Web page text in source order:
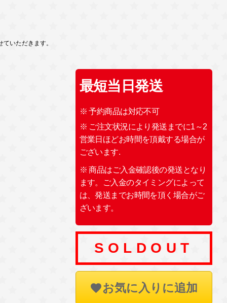
いただきます。
最短当日発送
※ 予約商品は対応不可
※ ご注文状況により発送までに1～2
営業日ほどお時間を頂戴する場合が
ございます.
※ 商品はご入金確認後の発送となり
ます。ご入金のタイミングによって
は、発送までお時間を頂く場合がご
ざいます。
SOLDOUT
お気に入りに追加